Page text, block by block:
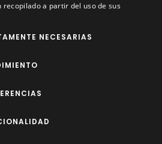
recopilado a partir del uso de sus
NECESARIAS